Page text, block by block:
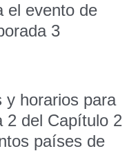
el evento de
3
y horarios para
2 del Capítulo 2
países de